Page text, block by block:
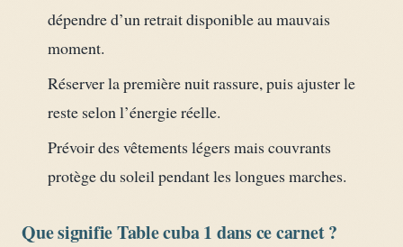
dépendre d’un retrait disponible au mauvais
moment.
Réserver la première nuit rassure, puis ajuster le
reste selon l’énergie réelle.
Prévoir des vêtements légers mais couvrants
protège du soleil pendant les longues marches.
Que signifie Table cuba 1 dans ce carnet ?